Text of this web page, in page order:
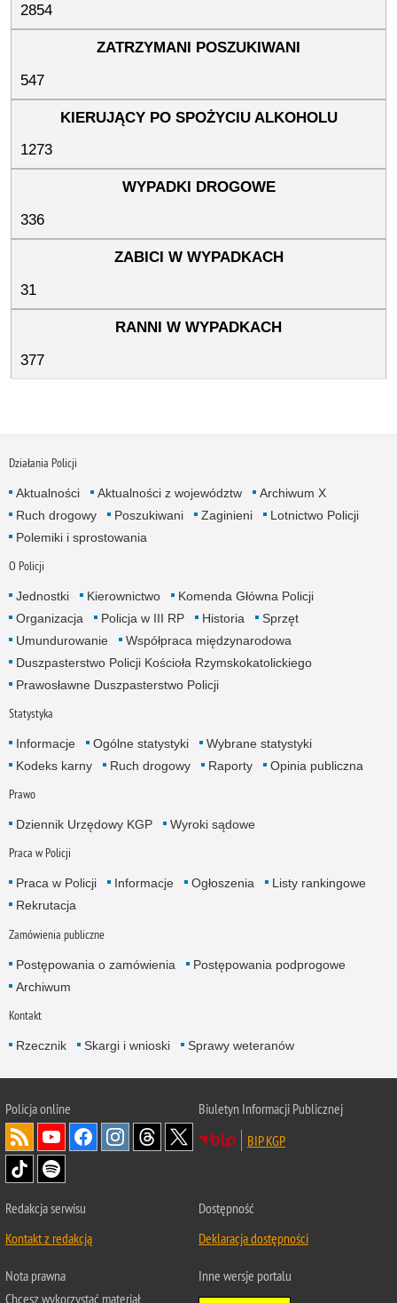
2854
547
1273
336
31
377
Działania Policji
Aktualności Aktualności z województw
Archiwum X
Ruch drogowy
Poszukiwani Zaginieni
Lotnictwo Policji
Polemiki i sprostowania
O Policji
Jednostki Kierownictwo
Komenda Główna Policji
Organizacja
Policja w III RP Historia
Sprzęt
Umundurowanie
Współpraca międzynarodowa
Duszpasterstwo Policji Kościoła Rzymskokatolickiego
Prawosławne Duszpasterstwo Policji
Statystyka
Informacje Ogólne statystyki
Wybrane statystyki
Kodeks karny
Ruch drogowy Raporty Opinia publiczna
Prawo
Dziennik Urzędowy KGP Wyroki sądowe
Praca w Policji
Praca w Policji Informacje Ogłoszenia
Listy rankingowe
Rekrutacja
Zamówienia publiczne
Postępowania o zamówienia
Postępowania podprogowe
Archiwum
Kontakt
Rzecznik Skargi i wnioski Sprawy weteranów
Policjaonline
Biuletyn Informacji Publicznej
BIP KGP
Redakcja serwisu
Kontakt z redakcją
Dostępność
Deklaracja dostępności
Nota prawna
Chcesz wykorzystać materiał
Inne wersje portalu